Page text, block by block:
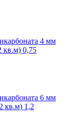
4 мм
кв.м) 0,75
6 мм
кв.м) 1,2